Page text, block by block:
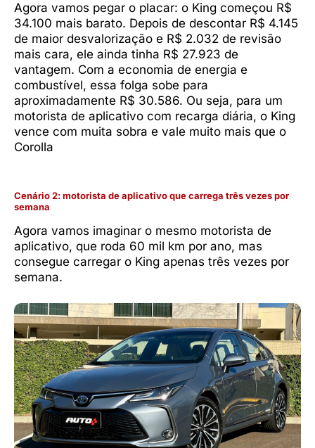
Agora vamos pegar o placar: o King começou R$
34.100 mais barato. Depois de descontar R$ 4.145
de maior desvalorização e R$ 2.032 de revisão
mais cara, ele ainda tinha R$ 27.923 de
vantagem. Com a economia de energia e
combustível, essa folga sobe para
aproximadamente R$ 30.586. Ou seja, para um
motorista de aplicativo com recarga diária, o King
vence com muita sobra e vale muito mais que o
Corolla
Cenário 2: motorista de aplicativo que carrega três vezes por
semana
Agora vamos imaginar o mesmo motorista de
aplicativo, que roda 60 mil km por ano, mas
consegue carregar o King apenas três vezes por
semana.